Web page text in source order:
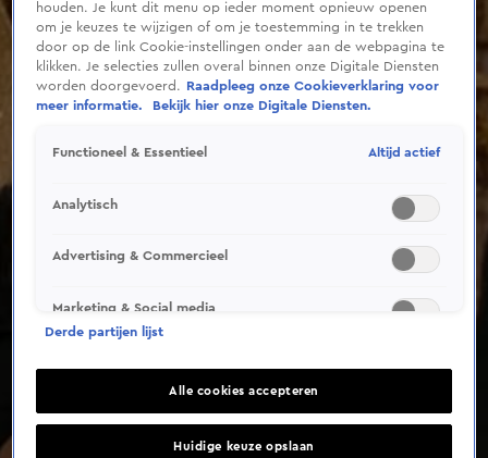
houden. Je kunt dit menu op ieder moment opnieuw openen
om je keuzes te wijzigen of om je toestemming in te trekken
door op de link Cookie-instellingen onder aan de webpagina te
klikken. Je selecties zullen overal binnen onze Digitale Diensten
worden doorgevoerd.
Raadpleeg onze Cookieverklaring voor
meer informatie.
Bekijk hier onze Digitale Diensten.
Functioneel & Essentieel Altijd actief
Analytisch
Advertising & Commercieel
Marketing & Social media
Derde partijen lijst
Alle cookies accepteren
Huidige keuze opslaan